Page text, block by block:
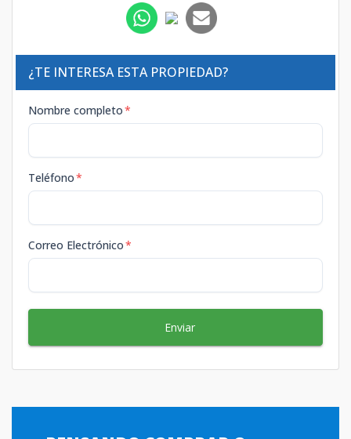
¿TE INTERESA ESTA PROPIEDAD?
Nombre completo*
Teléfono*
Correo Electrónico*
Enviar